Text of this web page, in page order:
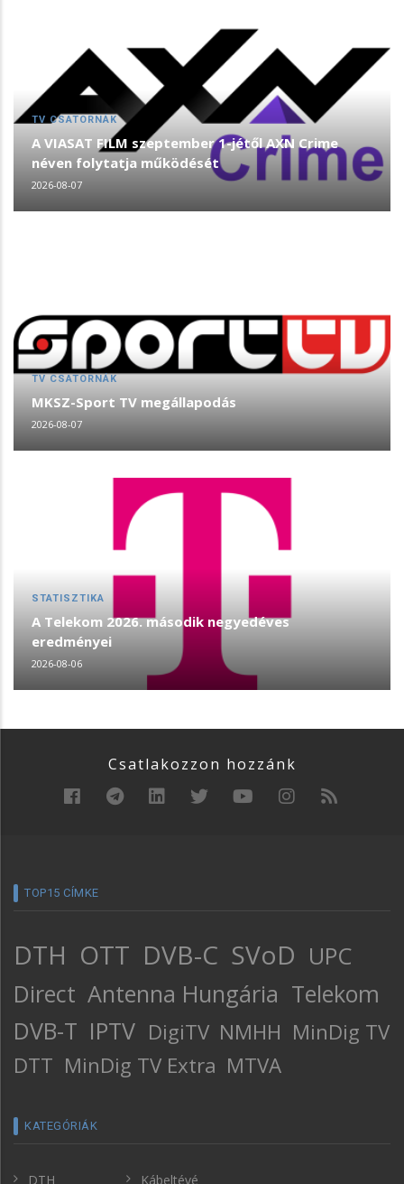
TV CSATORNÁK
A VIASAT FILM szeptember 1-jétől AXN Crime
néven folytatja működését
2026-08-07
TV CSATORNÁK
MKSZ-Sport TV megállapodás
2026-08-07
STATISZTIKA
A Telekom 2026. második negyedéves
eredményei
2026-08-06
Csatlakozzon hozzánk
TOP15 CÍMKE
DTH OTT DVB-C SVoD UPC
Direct Antenna Hungária Telekom
DVB-T IPTV DigiTV NMHH MinDig TV
DTT MinDig TV Extra MTVA
KATEGÓRIÁK
DTH Kábeltévé